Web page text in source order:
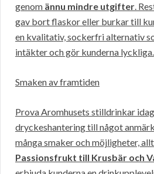
genom ännu mindre utgifter.
gav bort flaskor eller burkar till
en kvalitativ, sockerfri alternativ
intäkter och gör kunderna lyckliga.
Smaken av framtiden
Prova Aromhusets stilldrinkar
dryckeshantering till något
många smaker och möjligheter,
Passionsfrukt till Krusbär och